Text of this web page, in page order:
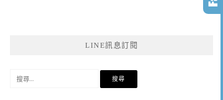
LINE訊息訂閱